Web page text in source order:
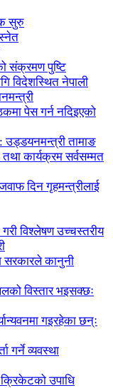
सुरु
संक्रमण पुष्टि
विदेशस्थित नेपाली
पेस गर्न नदिइएको
: उड्डयनमन्त्री तामाङ
कार्यक्रम सर्वसम्मत
दिन गृहमन्त्रीलाई
विश्लेषण उच्चस्तरीय
सरकारले कानुनी
विस्तार भइसक्छः
गइरहेका छन्ः
गर्ने व्यवस्था
क्रिकेटको उपाधि